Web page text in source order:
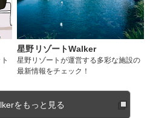
星野リゾートWalker
星野リゾートが運営する多彩な施設の
最新情報をチェック！
をもっと見る